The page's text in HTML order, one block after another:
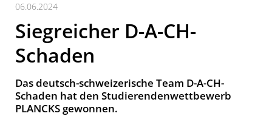
06.06.2024
Siegreicher D-A-CH-
Schaden
Das deutsch-schweizerische Team D-A-CH-
Schaden hat den Studierendenwettbewerb
PLANCKS gewonnen.